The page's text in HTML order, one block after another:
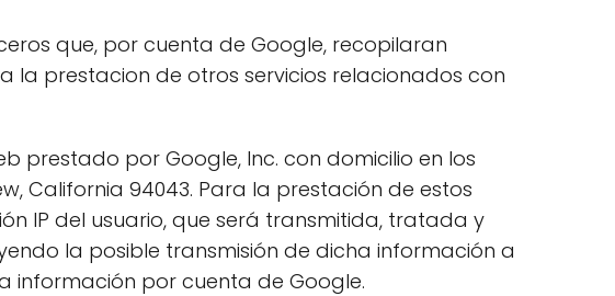
que, por cuenta de Google, recopilaran
la prestacion de otros servicios relacionados con
prestado por Google, Inc. con domicilio en los
California 94043. Para la prestación de estos
IP del usuario, que será transmitida, tratada y
la posible transmisión de dicha información a
información por cuenta de Google.